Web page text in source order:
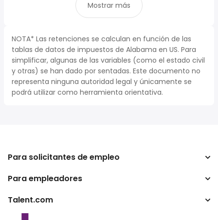
Mostrar más
NOTA* Las retenciones se calculan en función de las
tablas de datos de impuestos de Alabama en US. Para
simplificar, algunas de las variables (como el estado civil
y otras) se han dado por sentadas. Este documento no
representa ninguna autoridad legal y únicamente se
podrá utilizar como herramienta orientativa.
Para solicitantes de empleo
Buscador de trabajo
Para empleadores
Empresa
Talent.com